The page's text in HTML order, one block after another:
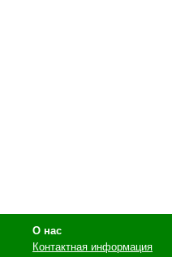
О нас
Контактная информация